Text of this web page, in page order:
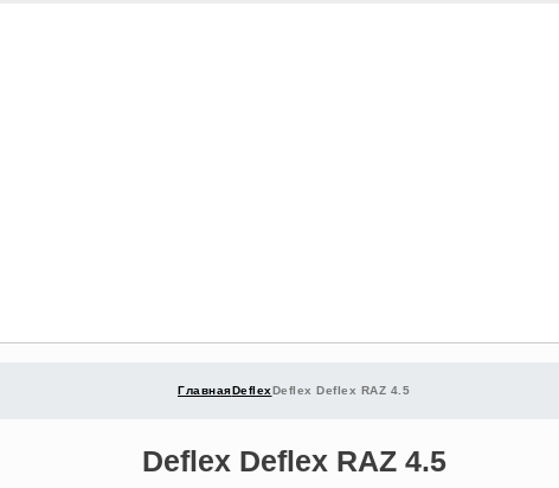
ГлавнаяDeflexDeflex Deflex RAZ 4.5
Deflex Deflex RAZ 4.5